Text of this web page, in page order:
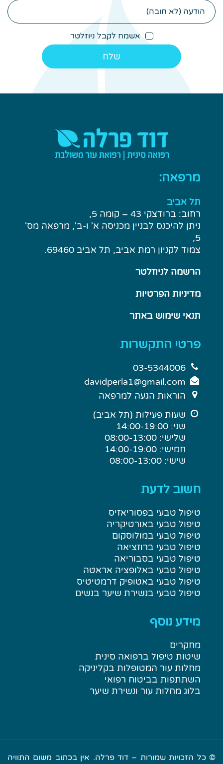
אשמח לקבל ניוזלטר
מרפאה:
תל אביב
רחוב: ברודצקי 43 – קומה 5,
ניתן להיכנס לבניין מכניסה א' ו-ב', מרפאה מס'
5,
צמוד לקניון רמת אביב, תל אביב 69460.
הרשמה לניוזלטר
מדיניות הפרטיות
תנאי שימוש באתר
פרטי התקשרות
03-5344006
davidperla1@gmail.com
הוראות הגעה למרפאה
שעות פעילות (תל אביב)
שני: 14:00-19:00
שלישי: 08:00-13:00
חמישי: 14:00-19:00
שישי: 08:00-13:00
חשוב לדעת
טיפול טבעי בפסוריאזיס
טיפול טבעי באורטיקריה
טיפול טבעי במולוסקום
טיפול טבעי ברוזציאה
טיפול טבעי בסבוריאה
טיפול טבעי באלופציה אראטה
טיפול טבעי באטופיק דרמטיטיס
טיפול טבעי בנשירת שיער בנשים
מידע נוסף
מחקרים
שיטות טיפול ברפואה סינית
מחלות עור המטופלות בקליניקה
השתתפות בביטוח רפואי
בלוג מחלות עור ונשירת שיער
© כל הזכויות שמורות – דוד פרלה. אין בכתוב משום התוויה